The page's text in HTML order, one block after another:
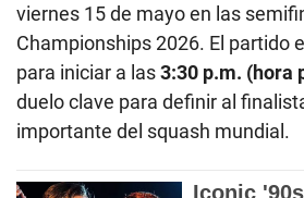
viernes 15 de mayo en las
Championships 2026. El partido
para iniciar a las3:30 p.m. (hora
duelo clave para definir al
importante del squash mundial.